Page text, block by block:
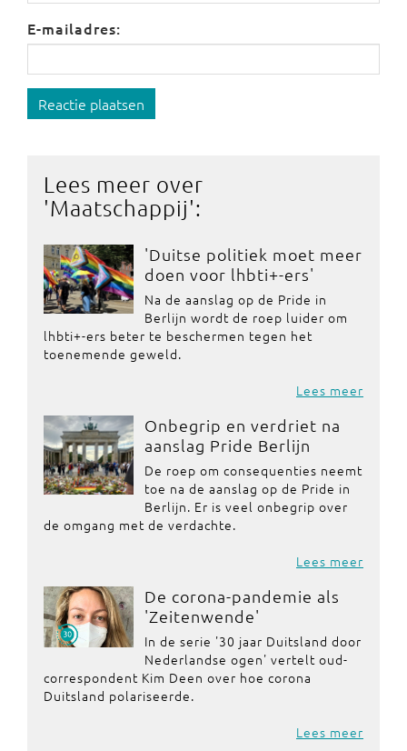
E-mailadres:
Reactie plaatsen
Lees meer over
'Maatschappij':
'Duitse politiek moet meer
doen voor lhbti+-ers'
Na de aanslag op de Pride in
Berlijn wordt de roep luider om
lhbti+-ers beter te beschermen tegen het
toenemende geweld.
Lees meer
Onbegrip en verdriet na
aanslag Pride Berlijn
De roep om consequenties neemt
toe na de aanslag op de Pride in
Berlijn. Er is veel onbegrip over
de omgang met de verdachte.
Lees meer
De corona-pandemie als
'Zeitenwende'
In de serie '30 jaar Duitsland door
Nederlandse ogen' vertelt oud-
correspondent Kim Deen over hoe corona
Duitsland polariseerde.
Lees meer